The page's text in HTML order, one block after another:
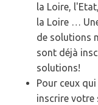
la Loire,
la Loire …
de solutions
sont déjà
solutions!
Pour ceux
inscrire votre